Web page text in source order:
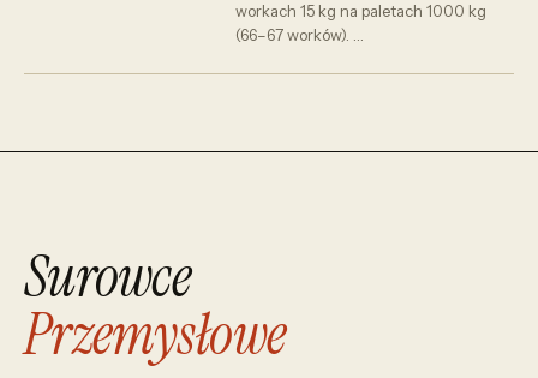
workach 15 kg na paletach 1000 kg
(66–67 worków). …
Surowce
Przemysłowe